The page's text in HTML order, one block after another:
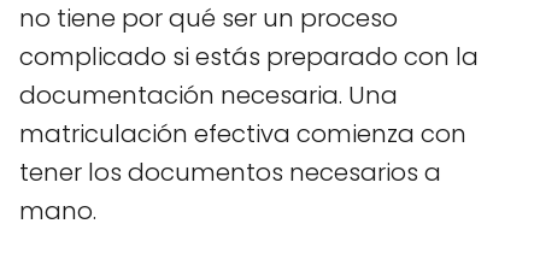
no tiene por qué ser un proceso
complicado si estás preparado con la
documentación necesaria. Una
matriculación efectiva comienza con
tener los documentos necesarios a
mano.